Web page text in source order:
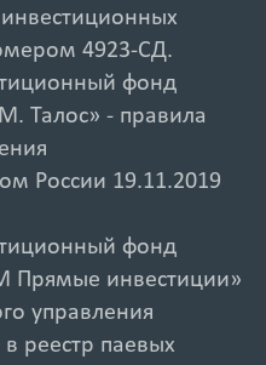
4923-СД.
фонд
Талос» - правила
России 19.11.2019
фонд
инвестиции»
управления
реестр паевых